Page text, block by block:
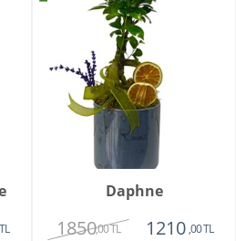
Daphne
1850,00 TL 1210 ,00 TL